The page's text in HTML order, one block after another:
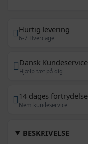
Hurtig levering
6-7 Hverdage
Dansk Kundeservice
Hjælp tæt på dig
14 dages fortrydelse
Nem kundeservice
BESKRIVELSE